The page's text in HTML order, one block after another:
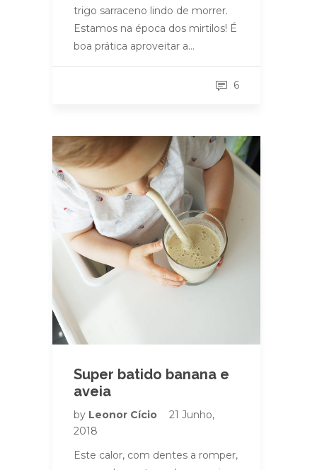
trigo sarraceno lindo de morrer.
Estamos na época dos mirtilos! É
boa prática aproveitar a…
6
Super batido banana e
aveia
by Leonor Cício
21 Junho,
2018
Este calor, com dentes a romper,